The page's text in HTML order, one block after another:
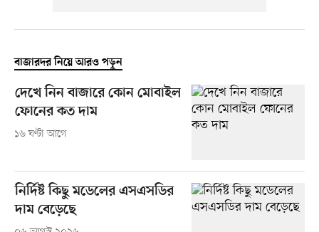
বাজারদর নিয়ে আরও পড়ুন
দেখে নিন বাজারে কোন মোবাইল
ফোনের কত দাম
১৬ ঘণ্টা আগে
নির্দিষ্ট কিছু মডেলের এসএসডির
দাম বেড়েছে